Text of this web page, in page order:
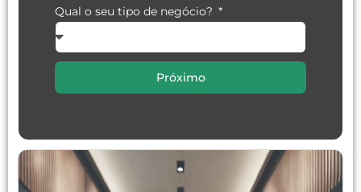
Qual o seu tipo de negócio?
Próximo